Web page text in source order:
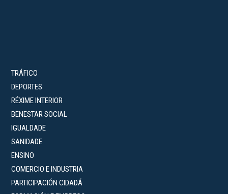
TRÁFICO
DEPORTES
RÉXIME INTERIOR
BENESTAR SOCIAL
IGUALDADE
SANIDADE
ENSINO
COMERCIO E INDUSTRIA
PARTICIPACIÓN CIDADÁ